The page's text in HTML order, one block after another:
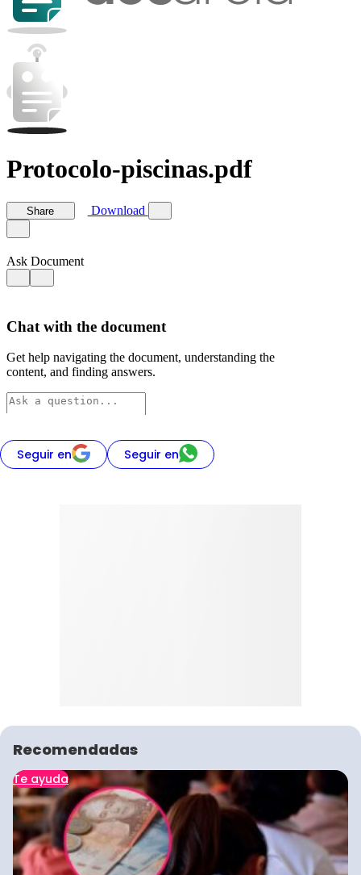
Seguir en Seguir en
Recomendadas
Te ayuda